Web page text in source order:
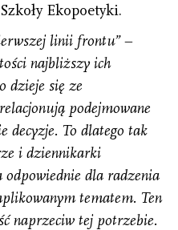
Ekopoetyki.
linii frontu” –
najbliższy ich
dzieje się ze
podejmowane
decyzje. To dlatego tak
i dziennikarki
dla radzenia
tematem. Ten
naprzeciw tej potrzebie.